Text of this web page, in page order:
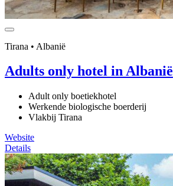
Tirana • Albanië
Adults only hotel in Albanië
Adult only boetiekhotel
Werkende biologische boerderij
Vlakbij Tirana
Website
Details